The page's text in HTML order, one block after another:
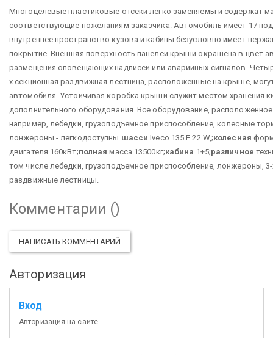
Многоцелевые пластиковые отсеки легко заменяемы и содержат
соответствующие пожеланиям заказчика. Автомобиль имеет 17
внутреннее пространство кузова и кабины безусловно имеет
покрытие. Внешняя поверхность панелей крыши окрашена в цвет
размещения оповещающих надписей или аварийных сигналов.
х секционная раздвижная лестница, расположенные на крыше,
автомобиля. Устойчивая коробка крыши служит местом хранения
дополнительного оборудования. Все оборудование,
например, лебедки, грузоподъемное приспособление, колесные
лонжероны - легкодоступны. шасси Iveco 135 E 22 W,;колесная
двигателя 160кВт;полная масса 13500кг;кабина 1+5;различное
том числе лебедки, грузоподъемное приспособление, лонжероны,
раздвижные лестницы.
Комментарии ()
НАПИСАТЬ КОММЕНТАРИЙ
Авторизация
Вход
Авторизация на сайте.